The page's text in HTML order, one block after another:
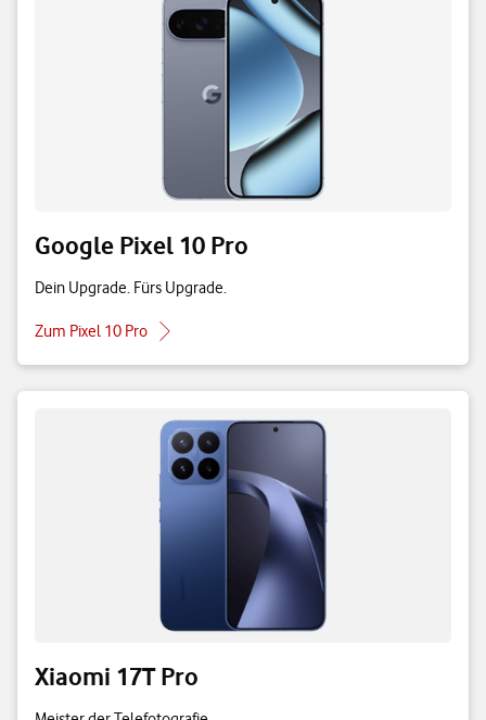
Google Pixel 10 Pro
Dein Upgrade. Fürs Upgrade.
Zum Pixel 10 Pro
Xiaomi 17T Pro